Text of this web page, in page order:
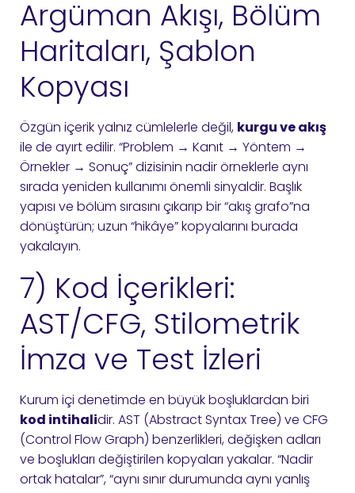
Argüman Akışı, Bölüm
Haritaları, Şablon
Kopyası
Özgün içerik yalnız cümlelerle değil, kurgu ve akış
ile de ayırt edilir. “Problem → Kanıt → Yöntem →
Örnekler → Sonuç” dizisinin nadir örneklerle aynı
sırada yeniden kullanımı önemli sinyaldir. Başlık
yapısı ve bölüm sırasını çıkarıp bir “akış grafo”na
dönüştürün; uzun “hikâye” kopyalarını burada
yakalayın.
7) Kod İçerikleri:
AST/CFG, Stilometrik
İmza ve Test İzleri
Kurum içi denetimde en büyük boşluklardan biri
kod intihalidir. AST (Abstract Syntax Tree) ve CFG
(Control Flow Graph) benzerlikleri, değişken adları
ve boşlukları değiştirilen kopyaları yakalar. “Nadir
ortak hatalar”, “aynı sınır durumunda aynı yanlış